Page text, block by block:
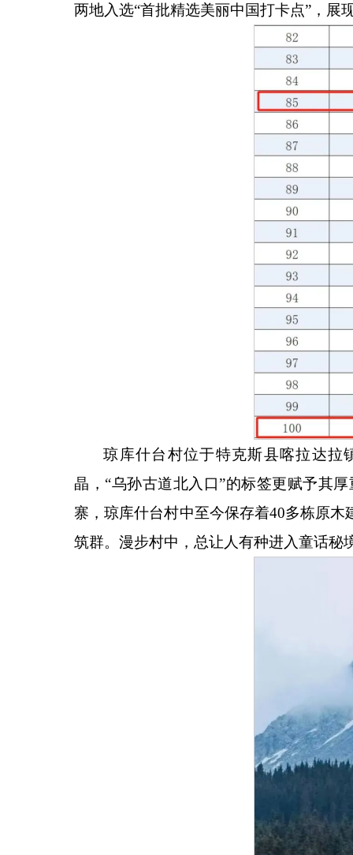
两地入选“首批精选美丽中国打卡点”，展
琼库什台村位于特克斯县喀拉达拉
晶， “乌孙古道北入口”的标签更赋予其
寨，琼库什台村中至今保存着40多栋原
筑群。漫步村中，总让人有种进入童话秘